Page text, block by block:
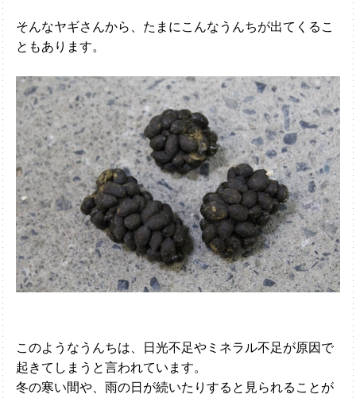
そんなヤギさんから、たまにこんなうんちが出てくるこ
ともあります。
このようなうんちは、日光不足やミネラル不足が原因で
起きてしまうと言われています。
冬の寒い間や、雨の日が続いたりすると見られることが